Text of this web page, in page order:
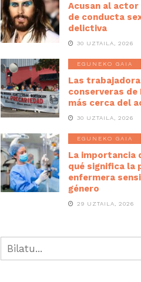
Acusan al
de conducta
delictiva
30 UZTAILA, 2026
EGUNEKO GAIA
Las
conserveras de
más cerca del
30 UZTAILA, 2026
EGUNEKO GAIA
La importancia
qué significa la
enfermera
género
29 UZTAILA, 2026